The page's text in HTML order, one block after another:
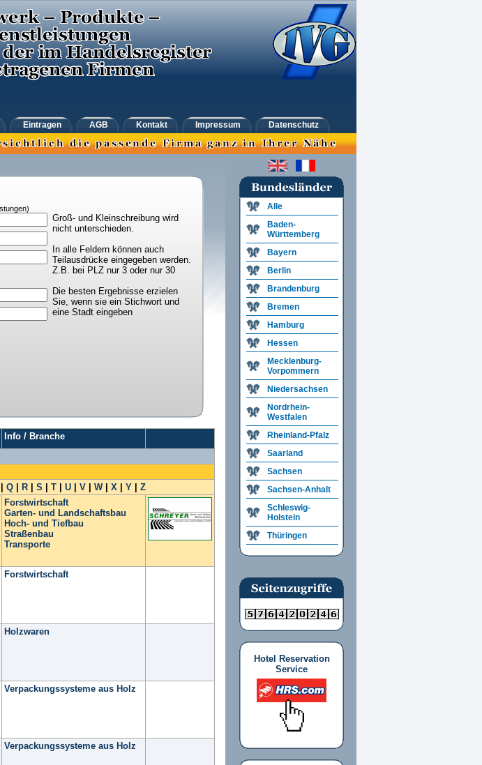
Eintragen AGB Kontakt Impressum Datenschutz
Groß- und Kleinschreibung wird
nicht unterschieden.
In alle Feldern können auch
Teilausdrücke eingegeben werden.
Z.B. bei PLZ nur 3 oder nur 30
Die besten Ergebnisse erzielen
Sie, wenn sie ein Stichwort und
eine Stadt eingeben
Info / Branche
Q R S T U V W| X Y
Z
Forstwirtschaft
Garten- und Landschaftsbau
Hoch- und Tiefbau
Straßenbau
Transporte
Forstwirtschaft
Holzwaren
Verpackungssysteme aus Holz
Verpackungssysteme aus Holz
Alle
Baden-
Württemberg
Bayern
Berlin
Brandenburg
Bremen
Hamburg
Hessen
Mecklenburg-
Vorpommern
Niedersachsen
Nordrhein-
Westfalen
Rheinland-Pfalz
Saarland
Sachsen
Sachsen-Anhalt
Schleswig-
Holstein
Thüringen
Hotel Reservation
Service